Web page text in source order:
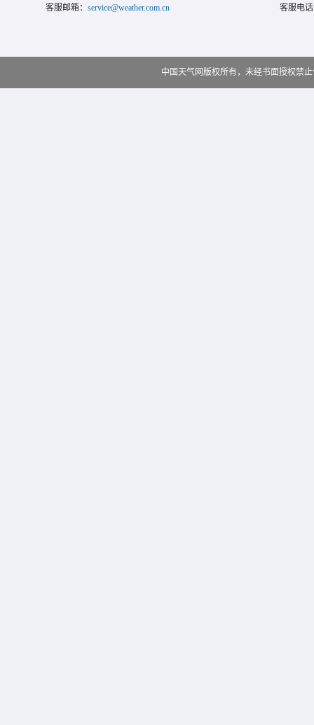
客服邮箱： service@weather.com.cn 客服电
中国天气网版权所有，未经书面授权